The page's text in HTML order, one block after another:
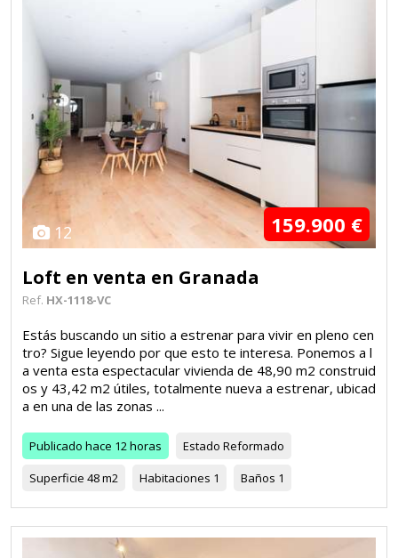
12 159.900 €
Loft en venta en Granada
Ref. HX-1118-VC
Estás buscando un sitio a estrenar para vivir en pleno cen
tro? Sigue leyendo por que esto te interesa. Ponemos a l
a venta esta espectacular vivienda de 48,90 m2 construid
os y 43,42 m2 útiles, totalmente nueva a estrenar, ubicad
a en una de las zonas ...
Publicado hace 12 horas Estado Reformado
Superficie 48 m2 Habitaciones 1 Baños 1